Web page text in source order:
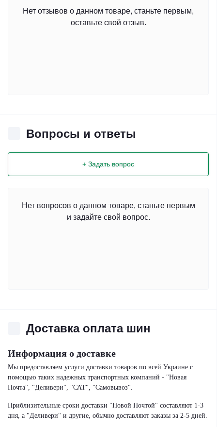
Нет отзывов о данном товаре, станьте первым,
оставьте свой отзыв.
Вопросы и ответы
+ Задать вопрос
Нет вопросов о данном товаре, станьте первым
и задайте свой вопрос.
Доставка оплата шин
Информация о доставке
Мы предоставляем услуги доставки товаров по всей Украине с
помощью таких надежных транспортных компаний - "Новая
Почта", "Деливери", "САТ", "Самовывоз".
Приблизительные сроки доставки "Новой Почтой" составляют 1-3
дня, а "Деливери" и другие, обычно доставляют заказы за 2-5 дней.